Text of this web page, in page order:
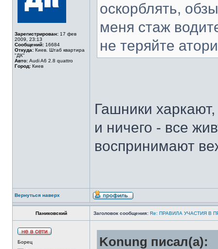
Зарегистрирован: 17 фев
2009, 23:13
Сообщений: 16684
Откуда: Киев. Штаб квартира
"ДК"
Авто: Audi A6 2.8 quattro
Город: Киев
оскорблять,
меня стаж
не теряйте
Гашники
и ничего - все
воспринимают
Вернуться наверх
Паниковский Заголовок сообщения: Re: ПРАВИЛА УЧАСТИЯ В
Борец Konung писал(а):